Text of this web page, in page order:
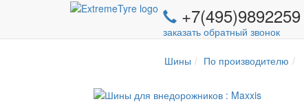
+7(495)9892259
заказать обратный звонок
Шины По производителю